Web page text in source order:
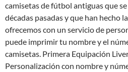
camisetas de fútbol antiguas que
décadas pasadas y que han hecho
ofrecemos con un servicio de
puede imprimir tu nombre y el
camisetas. Primera Equipación
Personalización con nombre y